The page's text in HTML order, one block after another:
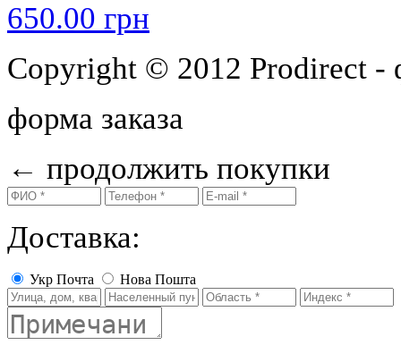
650.00 грн
Copyright © 2012 Prodirect -
форма заказа
← продолжить покупки
Доставка:
Укр Почта Нова Пошта